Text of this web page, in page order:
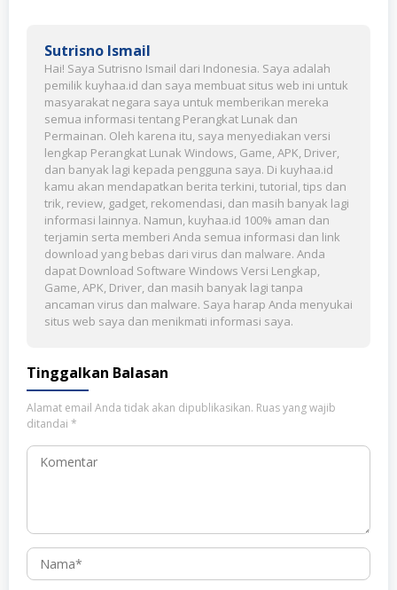
Sutrisno Ismail
Hai! Saya Sutrisno Ismail dari Indonesia. Saya adalah
pemilik kuyhaa.id dan saya membuat situs web ini untuk
masyarakat negara saya untuk memberikan mereka
semua informasi tentang Perangkat Lunak dan
Permainan. Oleh karena itu, saya menyediakan versi
lengkap Perangkat Lunak Windows, Game, APK, Driver,
dan banyak lagi kepada pengguna saya. Di kuyhaa.id
kamu akan mendapatkan berita terkini, tutorial, tips dan
trik, review, gadget, rekomendasi, dan masih banyak lagi
informasi lainnya. Namun, kuyhaa.id 100% aman dan
terjamin serta memberi Anda semua informasi dan link
download yang bebas dari virus dan malware. Anda
dapat Download Software Windows Versi Lengkap,
Game, APK, Driver, dan masih banyak lagi tanpa
ancaman virus dan malware. Saya harap Anda menyukai
situs web saya dan menikmati informasi saya.
Tinggalkan Balasan
Alamat email Anda tidak akan dipublikasikan. Ruas yang wajib
ditandai *